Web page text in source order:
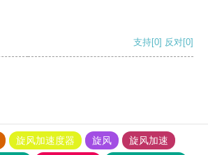
支持[0] 反对[0]
旋风加速度器 旋风
旋风加速